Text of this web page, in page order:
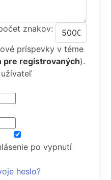
znakov:
príspevky v téme
pre registrovaných).
po vypnutí
heslo?